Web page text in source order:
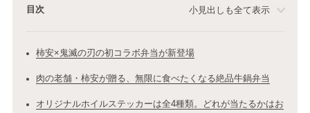
目次 小見出しも全て表示
柿安×鬼滅の刃の初コラボ弁当が新登場
肉の老舗・柿安が贈る、無限に食べたくなる絶品牛鍋弁当
オリジナルホイルステッカーは全4種類。どれが当たるかはお